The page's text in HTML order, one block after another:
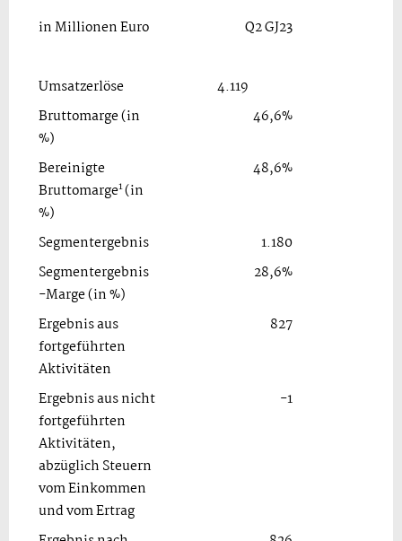
in Millionen Euro Q2 GJ23
Umsatzerlöse 4.119
Bruttomarge (in
%)
46,6%
Bereinigte
Bruttomarge1(in
%)
48,6%
Segmentergebnis 1.180
Segmentergebnis
-Marge (in %)
28,6%
Ergebnis aus
fortgeführten
Aktivitäten
827
Ergebnis aus nicht
fortgeführten
Aktivitäten,
abzüglich Steuern
vom Einkommen
und vom Ertrag
-1